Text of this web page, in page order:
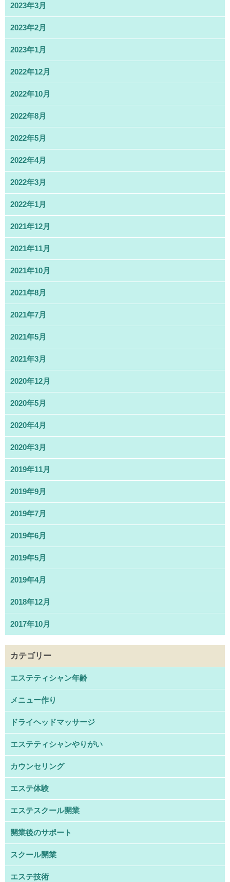
2023年3月
2023年2月
2023年1月
2022年12月
2022年10月
2022年8月
2022年5月
2022年4月
2022年3月
2022年1月
2021年12月
2021年11月
2021年10月
2021年8月
2021年7月
2021年5月
2021年3月
2020年12月
2020年5月
2020年4月
2020年3月
2019年11月
2019年9月
2019年7月
2019年6月
2019年5月
2019年4月
2018年12月
2017年10月
カテゴリー
エステティシャン年齢
メニュー作り
ドライヘッドマッサージ
エステティシャンやりがい
カウンセリング
エステ体験
エステスクール開業
開業後のサポート
スクール開業
エステ技術